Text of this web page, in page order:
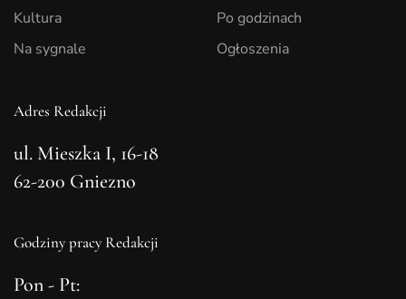
Kultura
Na sygnale
Po godzinach
Ogłoszenia
Adres Redakcji
ul. Mieszka I, 16-18
62-200 Gniezno
Godziny pracy Redakcji
Pon - Pt: